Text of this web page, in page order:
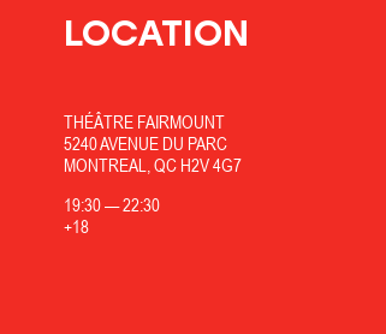
LOCATION
THÉÂTRE FAIRMOUNT
5240 AVENUE DU PARC
MONTREAL, QC H2V 4G7
19:30—22:30
+18